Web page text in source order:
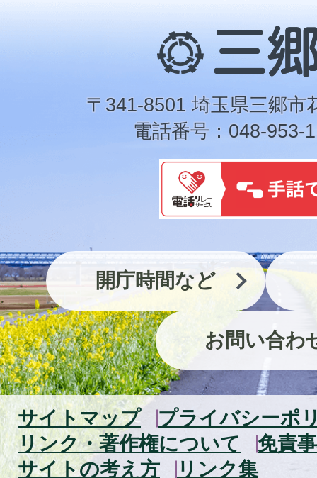
三
郷
市
〒341-8501 埼玉県三郷市
電話番号：048-953-
開庁時間など
お問い合わ
サイトマップ
プライバシーポ
リンク・著作権について
免責
サイトの考え方
リンク集